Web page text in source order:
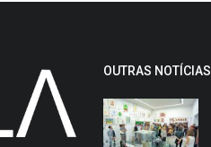
OUTRAS NOTÍCIAS